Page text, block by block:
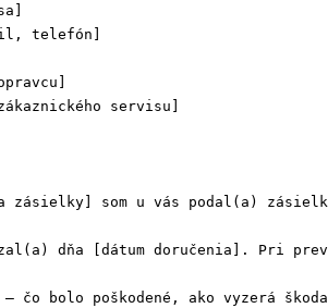
telefón]
servisu]
zásielky] som u vás podal(a)
dňa [dátum doručenia]. Pri
— čo bolo poškodené, ako vyzerá